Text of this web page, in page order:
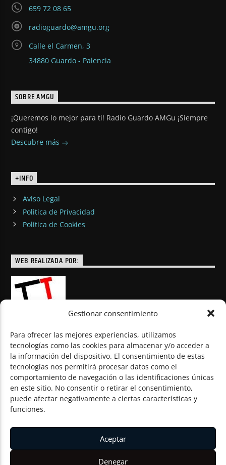
Gestionar consentimiento
Para ofrecer las mejores experiencias, utilizamos
tecnologías como las cookies para almacenar y/o acceder a
la información del dispositivo. El consentimiento de estas
tecnologías nos permitirá procesar datos como el
comportamiento de navegación o las identificaciones únicas
en este sitio. No consentir o retirar el consentimiento,
puede afectar negativamente a ciertas características y
funciones.
Aceptar
Denegar
659 72 08 65
radioguardo@amgu.org
Calle el Carmen, 3
34880 Guardo - Palencia
SOBRE AMGU
¡Queremos lo mejor para ti! Radio Guardo AMGu ¡Siempre
contigo!
Descubre más
+INFO
Aviso Legal
Politica de Privacidad
Politica de Cookies
WEB REALIZADA POR:
© Todos los derechos reservados